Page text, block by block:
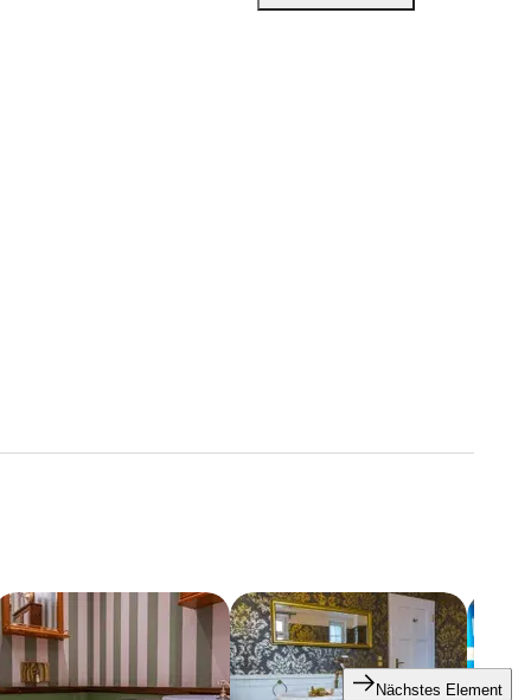
der Region Basel, Allschwil und Leimental für zufriedene
eine Lösung bereit. Rufen Sie uns
Nächstes Element